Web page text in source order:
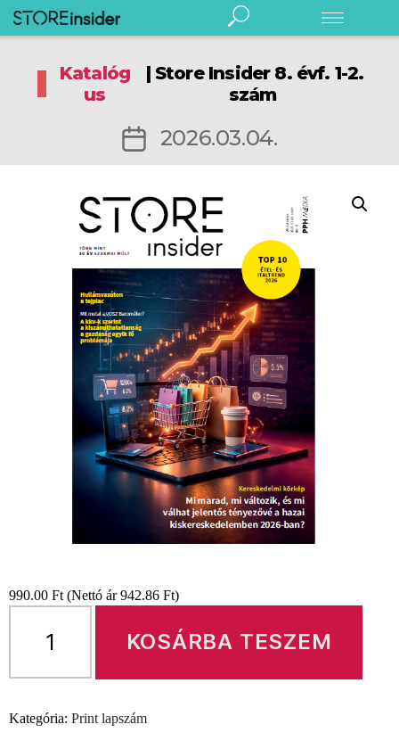
Digitális Store Insider
Rendezvény
Fenntarthatóság
Store
Katalóg
us
| Store Insider 8. évf. 1-2.
szám
Bejegyzés
dátuma
2026.03.04.
990.00 Ft (Nettó ár942.86 Ft)
évf.
2.
KOSÁRBA TESZEM
Kategória: Print lapszám